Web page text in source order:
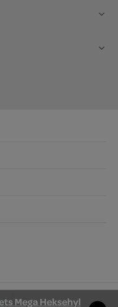
Mega Heksehyl